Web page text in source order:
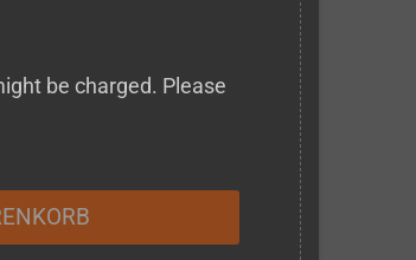
be charged. Please